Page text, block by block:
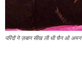
परिंदों ने ज़बान सीख ली थी चैन ओ